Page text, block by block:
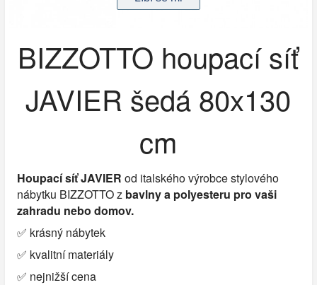
BIZZOTTO houpací síť
JAVIER šedá 80x130
cm
Houpací síť JAVIER od italského výrobce stylového
nábytku BIZZOTTO z bavlny a polyesteru pro vaši
zahradu nebo domov.
✅ krásný nábytek
✅ kvalitní materiály
✅ nejnižší cena